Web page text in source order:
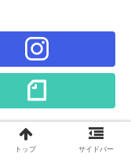
トップ サイドバー